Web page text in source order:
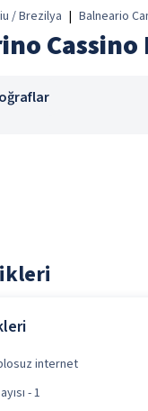
/ Brezilya | Balneario
internet
- 1